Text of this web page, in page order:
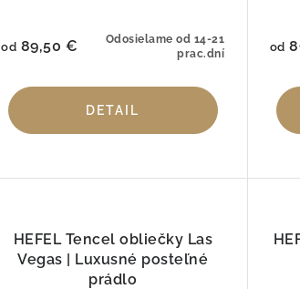
Odosielame od 14-21
prac.dní
od 89,50 €
DETAIL
od
HEFEL Tencel obliečky Las
Vegas | Luxusné posteľné
prádlo